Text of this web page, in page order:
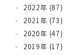
2022年 (87)
2021年 (73)
2020年 (47)
2019年 (17)